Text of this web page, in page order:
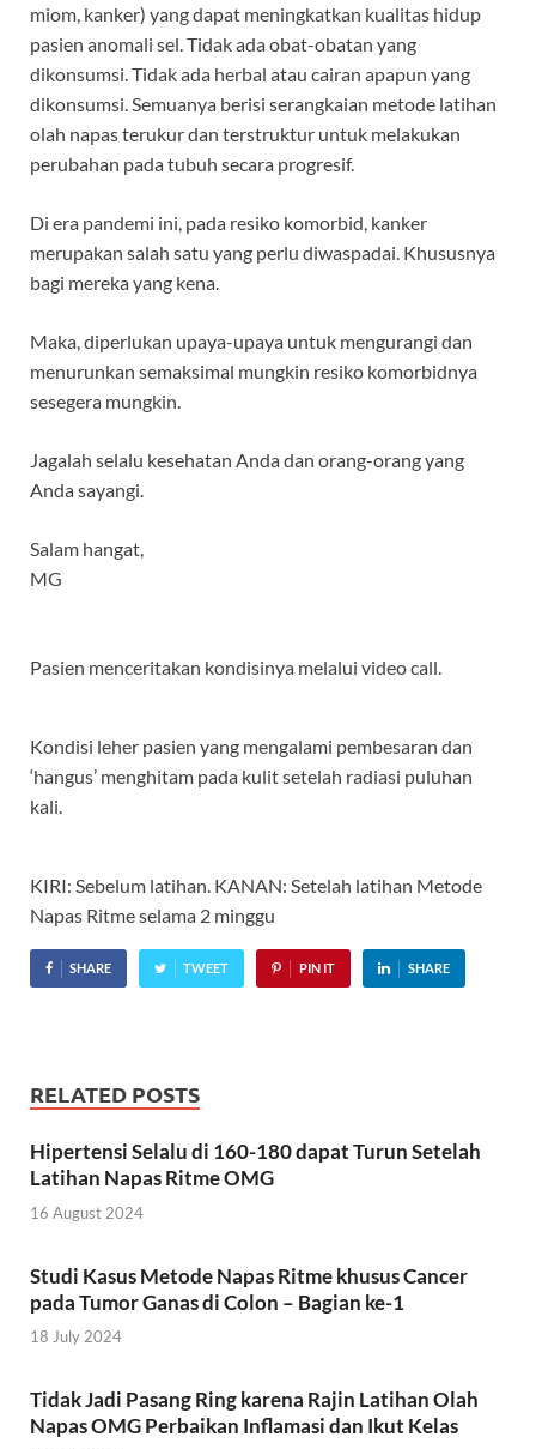
miom, kanker) yang dapat meningkatkan kualitas hidup
pasien anomali sel. Tidak ada obat-obatan yang
dikonsumsi. Tidak ada herbal atau cairan apapun yang
dikonsumsi. Semuanya berisi serangkaian metode latihan
olah napas terukur dan terstruktur untuk melakukan
perubahan pada tubuh secara progresif.
Di era pandemi ini, pada resiko komorbid, kanker
merupakan salah satu yang perlu diwaspadai. Khususnya
bagi mereka yang kena.
Maka, diperlukan upaya-upaya untuk mengurangi dan
menurunkan semaksimal mungkin resiko komorbidnya
sesegera mungkin.
Jagalah selalu kesehatan Anda dan orang-orang yang
Anda sayangi.
Salam hangat,
MG
Pasien menceritakan kondisinya melalui video call.
Kondisi leher pasien yang mengalami pembesaran dan
‘hangus’ menghitam pada kulit setelah radiasi puluhan
kali.
KIRI: Sebelum latihan. KANAN: Setelah latihan Metode
Napas Ritme selama 2 minggu
SHARE TWEET PIN IT SHARE
RELATED POSTS
Hipertensi Selalu di 160-180 dapat Turun Setelah
Latihan Napas Ritme OMG
16 August 2024
Studi Kasus Metode Napas Ritme khusus Cancer
pada Tumor Ganas di Colon – Bagian ke-1
18 July 2024
Tidak Jadi Pasang Ring karena Rajin Latihan Olah
Napas OMG Perbaikan Inflamasi dan Ikut Kelas